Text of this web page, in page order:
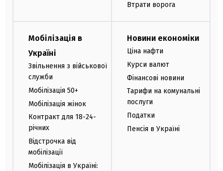
Втрати ворога
Мобілізація в
Україні
Звільнення з військової
служби
Мобілізація 50+
Мобілізація жінок
Контракт для 18-24-
річних
Відстрочка від
мобілізації
Мобілізація в Україні:
Новини економіки
Ціна нафти
Курси валют
Фінансові новини
Тарифи на комунальні
послуги
Податки
Пенсія в Україні